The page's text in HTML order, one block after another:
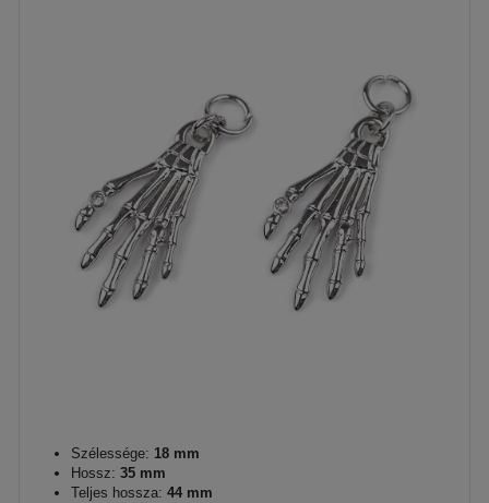
Szélessége: 18 mm
Hossz: 35 mm
Teljes hossza: 44 mm